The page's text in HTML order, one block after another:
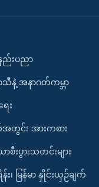
ည်းပညာ
သီနဲ့ အနာဂတ်ကမ္ဘာ
ေး
တွင်း အားကစား
းပွားသတင်းများ
၊ မြန်မာ နှိုင်းယှဉ်ချက်